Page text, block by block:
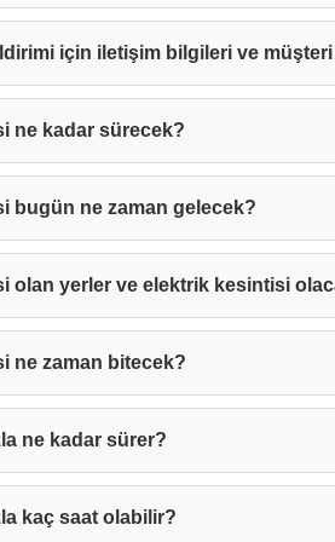
için iletişim bilgileri ve
ne kadar sürecek?
bugün ne zaman gelecek?
olan yerler ve elektrik kesintisi
ne zaman bitecek?
ne kadar sürer?
kaç saat olabilir?